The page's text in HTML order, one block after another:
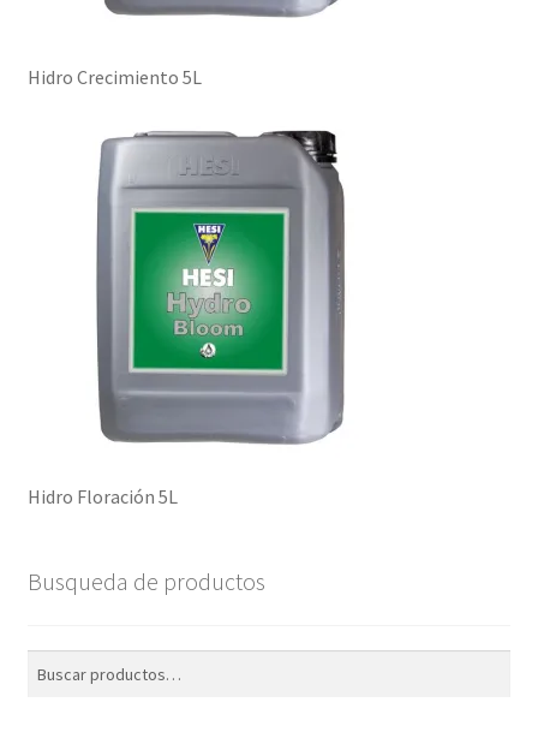
Hidro Crecimiento 5L
Hidro Floración 5L
Busqueda de productos